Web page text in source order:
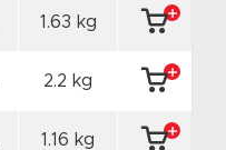
1.63 kg
2.2 kg
1.16 kg